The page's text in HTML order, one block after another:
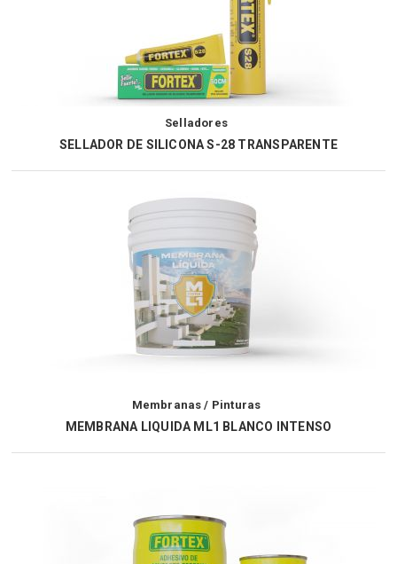
Selladores
SELLADOR DE SILICONA S-28 TRANSPARENTE
Membranas / Pinturas
MEMBRANA LIQUIDA ML1 BLANCO INTENSO